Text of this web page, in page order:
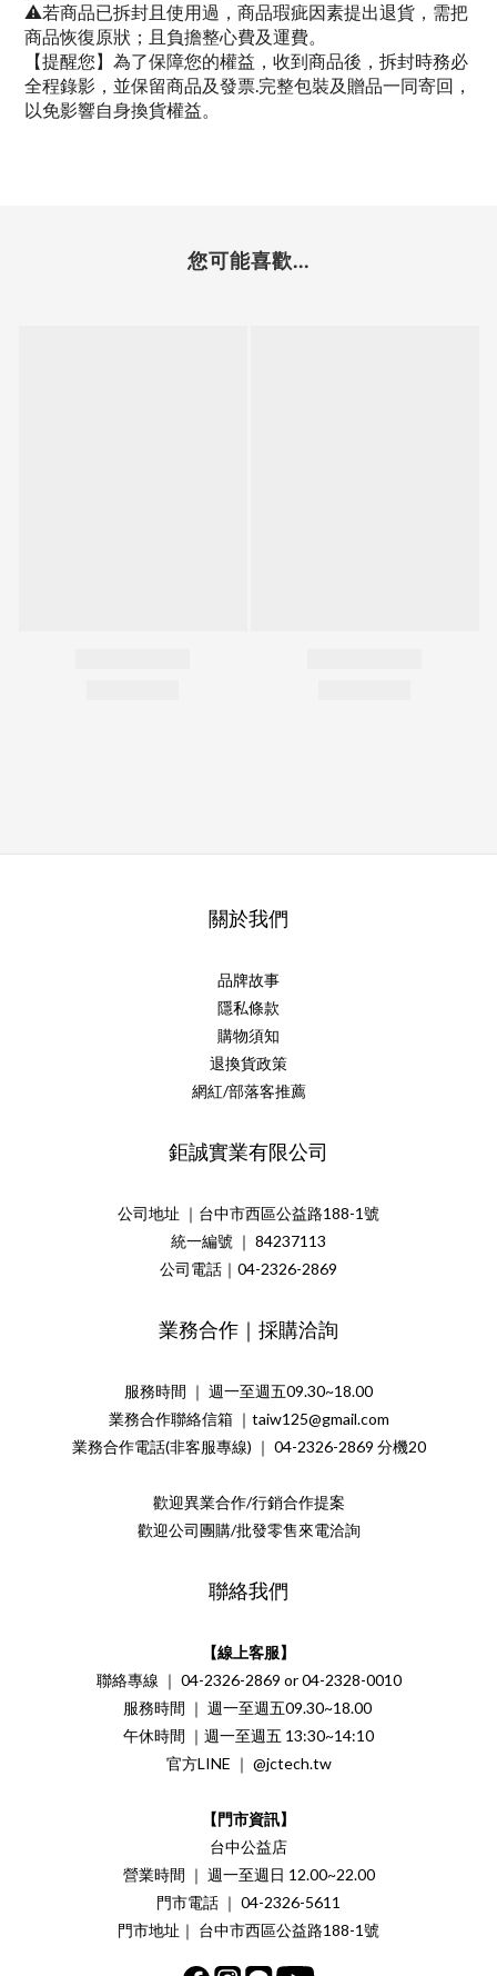
⚠若商品已拆封且使用過，商品瑕疵因素提出退貨，需把
商品恢復原狀；且負擔整心費及運費。
【提醒您】為了保障您的權益，收到商品後，拆封時務必
全程錄影，並保留商品及發票.完整包裝及贈品一同寄回，
以免影響自身換貨權益。
您可能喜歡...
關於我們
品牌故事
隱私條款
購物須知
退換貨政策
網紅/部落客推薦
鉅誠實業有限公司
公司地址 ｜台中市西區公益路188-1號
統一編號 ｜ 84237113
公司電話｜04-2326-2869
業務合作｜採購洽詢
服務時間 ｜ 週一至週五09.30~18.00
業務合作聯絡信箱 ｜taiw125@gmail.com
業務合作電話(非客服專線) ｜ 04-2326-2869 分機20
歡迎異業合作/行銷合作提案
歡迎公司團購/批發零售來電洽詢
聯絡我們
【線上客服】
聯絡專線 ｜ 04-2326-2869 or 04-2328-0010
服務時間 ｜ 週一至週五09.30~18.00
午休時間 ｜週一至週五 13:30~14:10
官方LINE ｜ @jctech.tw
【門市資訊】
台中公益店
營業時間 ｜ 週一至週日 12.00~22.00
門市電話 ｜ 04-2326-5611
門市地址｜ 台中市西區公益路188-1號